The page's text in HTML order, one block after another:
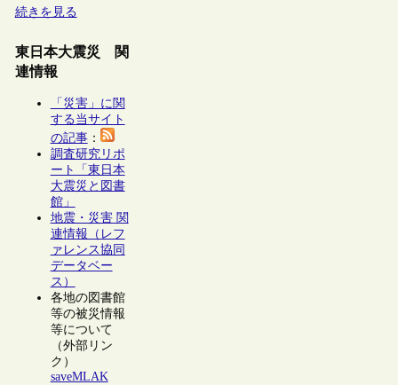
続きを見る
東日本大震災 関
連情報
「災害」に関
する当サイト
の記事：
調査研究リポ
ート「東日本
大震災と図書
館」
地震・災害 関
連情報（レフ
ァレンス協同
データベー
ス）
各地の図書館
等の被災情報
等について
（外部リン
ク）
saveMLAK